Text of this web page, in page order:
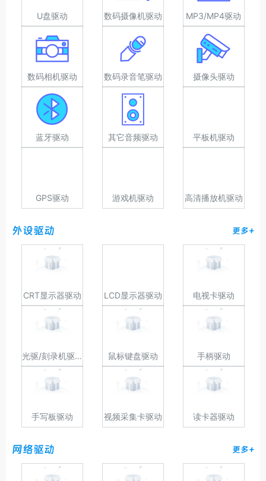
U盘驱动 数码摄像机驱动 MP3/MP4驱动
数码相机驱动 数码录音笔驱动 摄像头驱动
蓝牙驱动 其它音频驱动 平板机驱动
GPS驱动 游戏机驱动 高清播放机驱动
外设驱动 更多+
CRT显示器驱动 LCD显示器驱动 电视卡驱动
光驱/刻录机驱动 鼠标键盘驱动 手柄驱动
手写板驱动 视频采集卡驱动 读卡器驱动
网络驱动 更多+